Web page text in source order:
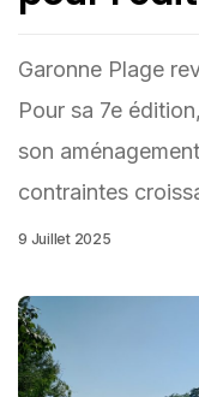
Garonne Plage
Pour sa 7e
son
contraintes
9 Juillet 2025